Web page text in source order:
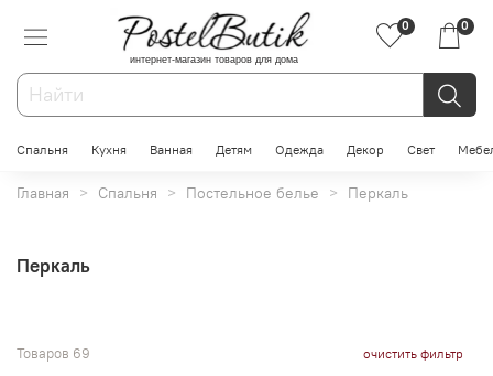
интернет-магазин товаров для дома
0 0
Спальня Кухня Ванная Детям Одежда Декор Свет
Главная Спальня Постельное белье Перкаль
Перкаль
Товаров 69 очистить фильтр